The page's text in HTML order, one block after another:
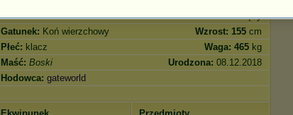
Rasa: Boski Wiek:12 lat 6 miesięcy
Gatunek: Koń wierzchowy Wzrost: 155 cm
Płeć: klacz Waga: 465 kg
Maść: Boski Urodzona: 08.12.2018
Hodowca: gateworld